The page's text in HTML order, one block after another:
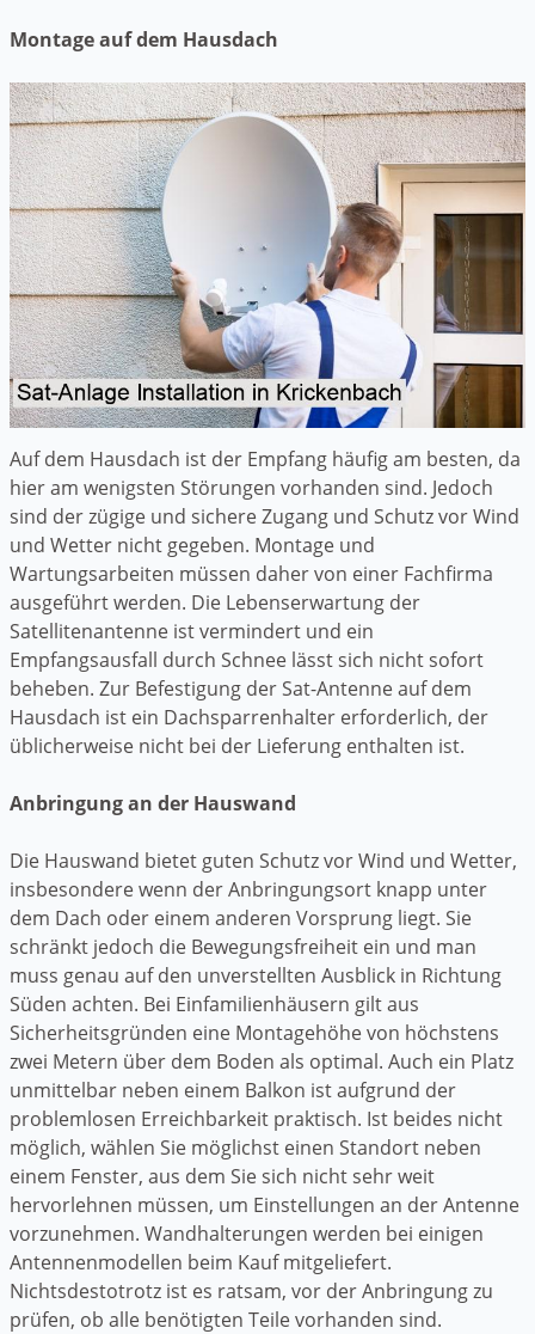
Montage auf dem Hausdach
Auf dem Hausdach ist der Empfang häufig am besten, da
hier am wenigsten Störungen vorhanden sind. Jedoch
sind der zügige und sichere Zugang und Schutz vor Wind
und Wetter nicht gegeben. Montage und
Wartungsarbeiten müssen daher von einer Fachfirma
ausgeführt werden. Die Lebenserwartung der
Satellitenantenne ist vermindert und ein
Empfangsausfall durch Schnee lässt sich nicht sofort
beheben. Zur Befestigung der Sat-Antenne auf dem
Hausdach ist ein Dachsparrenhalter erforderlich, der
üblicherweise nicht bei der Lieferung enthalten ist.
Anbringung an der Hauswand
Die Hauswand bietet guten Schutz vor Wind und Wetter,
insbesondere wenn der Anbringungsort knapp unter
dem Dach oder einem anderen Vorsprung liegt. Sie
schränkt jedoch die Bewegungsfreiheit ein und man
muss genau auf den unverstellten Ausblick in Richtung
Süden achten. Bei Einfamilienhäusern gilt aus
Sicherheitsgründen eine Montagehöhe von höchstens
zwei Metern über dem Boden als optimal. Auch ein Platz
unmittelbar neben einem Balkon ist aufgrund der
problemlosen Erreichbarkeit praktisch. Ist beides nicht
möglich, wählen Sie möglichst einen Standort neben
einem Fenster, aus dem Sie sich nicht sehr weit
hervorlehnen müssen, um Einstellungen an der Antenne
vorzunehmen. Wandhalterungen werden bei einigen
Antennenmodellen beim Kauf mitgeliefert.
Nichtsdestotrotz ist es ratsam, vor der Anbringung zu
prüfen, ob alle benötigten Teile vorhanden sind.